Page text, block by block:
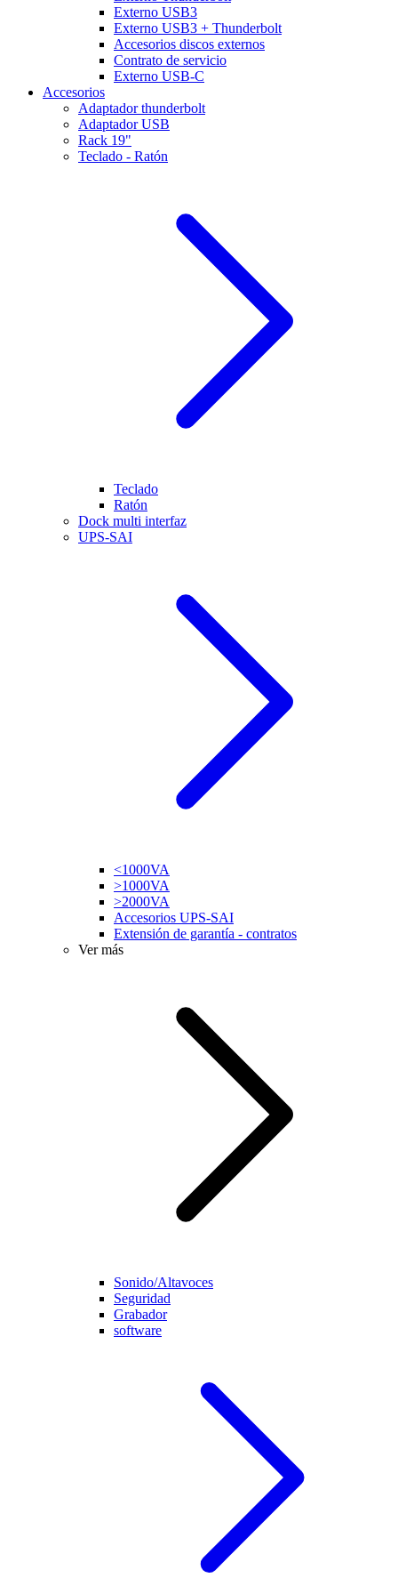
Externo USB3
Externo USB3 + Thunderbolt
Accesorios discos externos
Contrato de servicio
Externo USB-C
Accesorios
Adaptador thunderbolt
Adaptador USB
Rack 19"
Teclado - Ratón
Teclado
Ratón
Dock multi interfaz
UPS-SAI
<1000VA
>1000VA
>2000VA
Accesorios UPS-SAI
Extensión de garantía - contratos
Ver más
Sonido/Altavoces
Seguridad
Grabador
software